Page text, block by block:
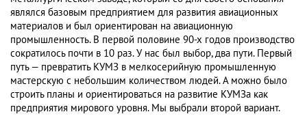
являлся базовым предприятием для развития авиационных
материалов и был ориентирован на авиационную
промышленность. В первой половине 90-х годов производство
сократилось почти в 10 раз. У нас был выбор, два пути. Первый
путь — превратить КУМЗ в мелкосерийную промышленную
мастерскую с небольшим количеством людей. А можно было
строить планы и ориентироваться на развитие КУМЗа как
предприятия мирового уровня. Мы выбрали второй вариант.